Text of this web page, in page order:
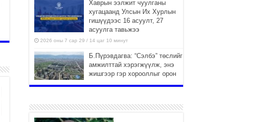
Хаврын ээлжит чуулганы
хугацаанд Улсын Их Хурлын
гишүүдээс 16 асуулт, 27
асуулга тавьжээ
2026 оны 7 сар 29 / 14 цаг 10 минут
Б.Пүрэвдагва: “Сэлбэ” төслийг
амжилттай хэрэгжүүлж, энэ
жишгээр гэр хорооллыг орон
Иргэд нийгмийн харилцаа,
хөдөлмөр эрхлэхэд